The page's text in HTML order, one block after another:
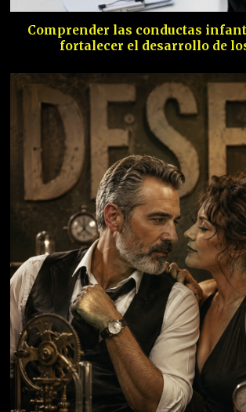
Comprender las conductas
fortalecer el desarrollo de